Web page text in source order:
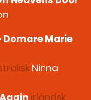
Marie
Ninna
irländsk